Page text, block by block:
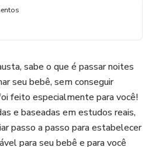
sabe o que é passar noites
seu bebê, sem conseguir
feito especialmente para você!
e baseadas em estudos reais,
passo a passo para estabelecer
para seu bebê e para você